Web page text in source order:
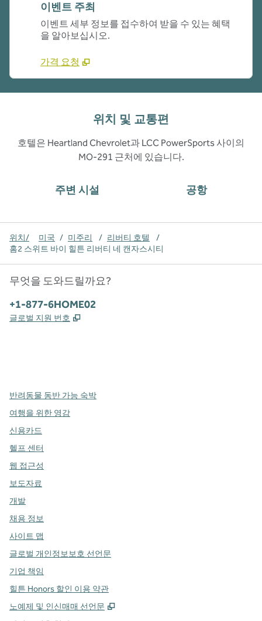
이벤트 주최
이벤트 세부 정보를 접수하여 받을 수 있는 혜택
을 알아보십시오.
가격 요청
위치 및 교통편
호텔은 Heartland Chevrolet과 LCC PowerSports 사이의
MO-291 근처에 있습니다.
주변 시설 공항
위치/ 미국 / 미주리 / 리버티 호텔
/
홈2 스위트 바이 힐튼 리버티 네 캔자스시티
무엇을 도와드릴까요?
전화:
+1-877-6HOME02
글로벌 지원 번호 ,
반려동물 동반 가능 숙박
여행을 위한 영감
신용카드
헬프 센터
웹 접근성
보도자료
개발
채용 정보
사이트 맵
글로벌 개인정보보호 선언문
기업 책임
힐튼 Honors 할인 이용 약관
노예제 및 인신매매 선언문
,